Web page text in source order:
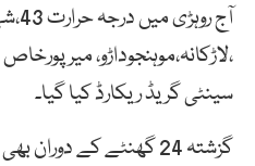
آج
سینٹی گریڈ ریکارڈ کیا گیا۔
گزشتہ 24 گھنٹے کے